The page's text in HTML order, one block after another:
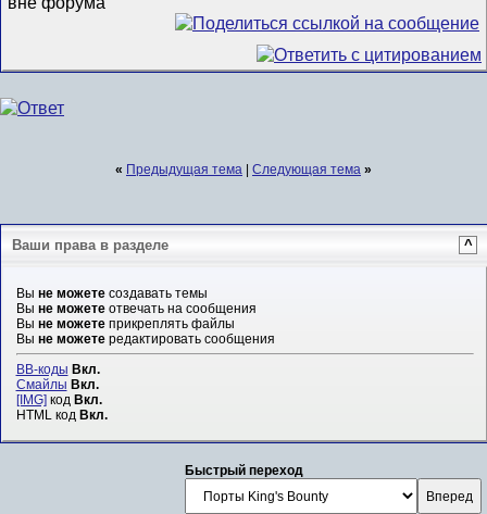
« Предыдущая тема Следующая тема »
Ваши права в разделе ^
Вы не можетесоздавать темы
Вы не можетеотвечать на сообщения
Вы не можетеприкреплять файлы
Вы не можетередактировать сообщения
BB-коды Вкл.
Смайлы Вкл.
[IMG]код Вкл.
HTML код Вкл.
Быстрый переход